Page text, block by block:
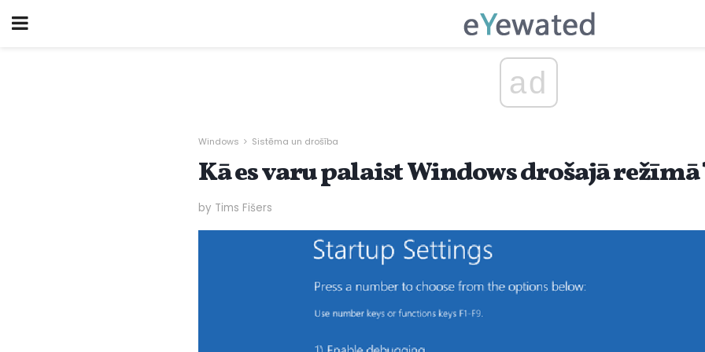
ad
Windows Sistēma un drošība
Kā es varu palaist Windows drošajā
by Tims Fišers